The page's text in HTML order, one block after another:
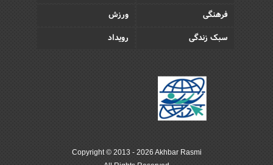
فرهنگی
ورزش
سبک زندگی
رویداد
Copyright © 2013 - 2026 Akhbar Rasmi